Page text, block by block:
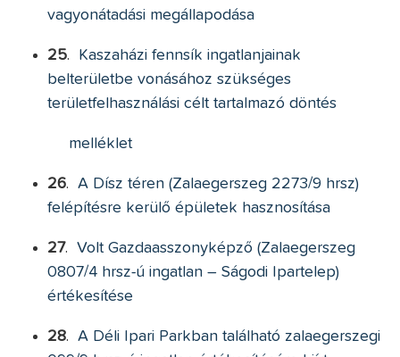
vagyonátadási megállapodása
25.
Kaszaházi fennsík ingatlanjainak
belterületbe vonásához szükséges
területfelhasználási célt tartalmazó döntés
melléklet
26.
A Dísz téren (Zalaegerszeg 2273/9 hrsz)
felépítésre kerülő épületek hasznosítása
27.
Volt Gazdaasszonyképző (Zalaegerszeg
0807/4 hrsz-ú ingatlan – Ságodi Ipartelep)
értékesítése
28.
A Déli Ipari Parkban található zalaegerszegi